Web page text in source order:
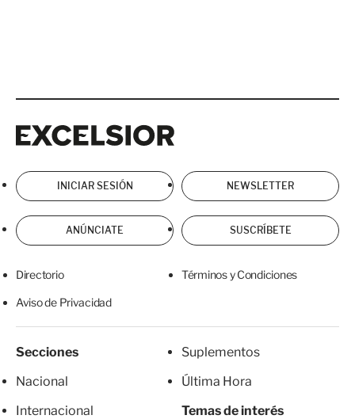
INICIAR SESIÓN NEWSLETTER
ANÚNCIATE SUSCRÍBETE
Directorio Términos y Condiciones
Aviso de Privacidad
Secciones
Nacional
Internacional
Suplementos
Última Hora
Temas de interés